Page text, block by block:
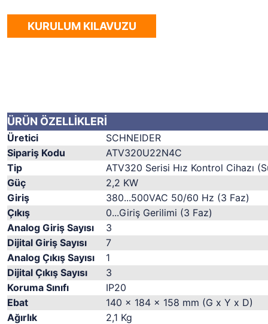
KURULUM KILAVUZU
ÜRÜN ÖZELLİKLERİ
Üretici
SCHNEIDER
Sipariş Kodu
ATV320U22N4C
Tip
ATV320 Serisi Hız Kontrol Cihazı
Güç
2,2 KW
Giriş
380...500VAC 50/60 Hz (3 Faz)
Çıkış
0...Giriş Gerilimi (3 Faz)
Analog Giriş Sayısı
3
Dijital Giriş Sayısı
7
Analog Çıkış Sayısı
1
Dijital Çıkış Sayısı
3
Koruma Sınıfı
IP20
Ebat
140 x 184 x 158 mm (G x Y x D)
Ağırlık
2,1 Kg